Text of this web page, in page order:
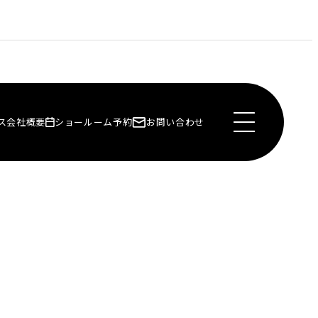
会社概要 ショールーム予約 お問い合わせ